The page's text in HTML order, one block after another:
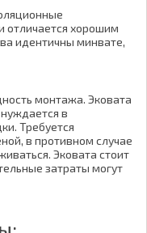
отличается хорошим
идентичны минвате,
монтажа. Эковата
в
Требуется
в противном случае
Эковата стоит
затраты могут